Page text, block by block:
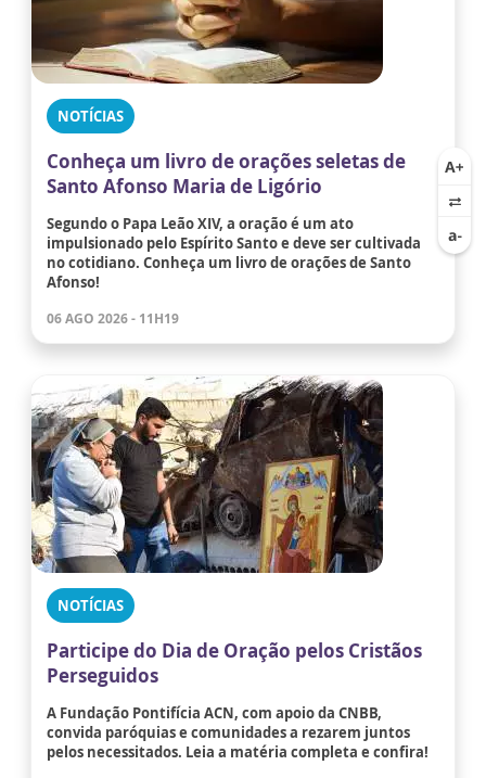
NOTÍCIAS
Conheça um livro de orações seletas de
Santo Afonso Maria de Ligório
Segundo o Papa Leão XIV, a oração é um ato
impulsionado pelo Espírito Santo e deve ser cultivada
no cotidiano. Conheça um livro de orações de Santo
Afonso!
06 AGO 2026 - 11H19
NOTÍCIAS
Participe do Dia de Oração pelos Cristãos
Perseguidos
A Fundação Pontifícia ACN, com apoio da CNBB,
convida paróquias e comunidades a rezarem juntos
pelos necessitados. Leia a matéria completa e confira!